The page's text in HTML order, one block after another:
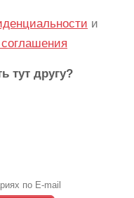
и
соглашения
тут другу?
по E-mail